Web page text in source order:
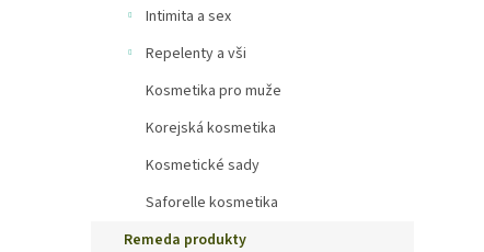
Intimita a sex
Repelenty a vši
Kosmetika pro muže
Korejská kosmetika
Kosmetické sady
Saforelle kosmetika
Remeda produkty